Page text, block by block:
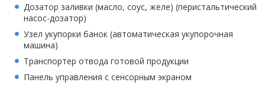
Дозатор заливки (масло, соус, желе) (перистальтический
насос-дозатор)
Узел укупорки банок (автоматическая укупорочная
машина)
Транспортер отвода готовой продукции
Панель управления с сенсорным экраном